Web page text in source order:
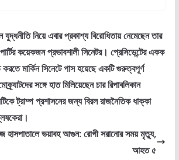
যুদ্ধনীতি নিয়ে এবার প্রকাশ্য বিরোধিতায় নেমেছেন তার
কয়েকজন প্রভাবশালী সিনেটর। প্রেসিডেন্টের একক
করতে মার্কিন সিনেটে পাস হয়েছে একটি গুরুত্বপূর্ণ
সঙ্গে হাত মিলিয়েছেন চার রিপাবলিকান
ট্রাম্প প্রশাসনের জন্য বিরল রাজনৈতিক ধাক্কা
হাসপাতালে ভয়াবহ আগুন: রোগী সরানোর সময় মৃত্যু,
আহত ৫